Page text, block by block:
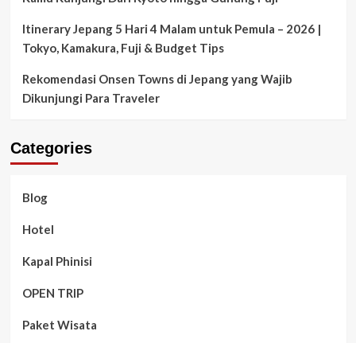
Itinerary Jepang 5 Hari 4 Malam untuk Pemula – 2026 |
Tokyo, Kamakura, Fuji & Budget Tips
Rekomendasi Onsen Towns di Jepang yang Wajib
Dikunjungi Para Traveler
Categories
Blog
Hotel
Kapal Phinisi
OPEN TRIP
Paket Wisata